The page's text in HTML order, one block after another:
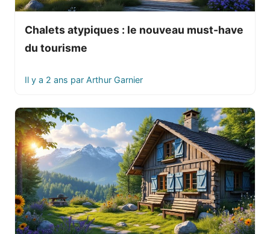
Chalets atypiques : le nouveau must-have
du tourisme
Il y a 2 ans par Arthur Garnier